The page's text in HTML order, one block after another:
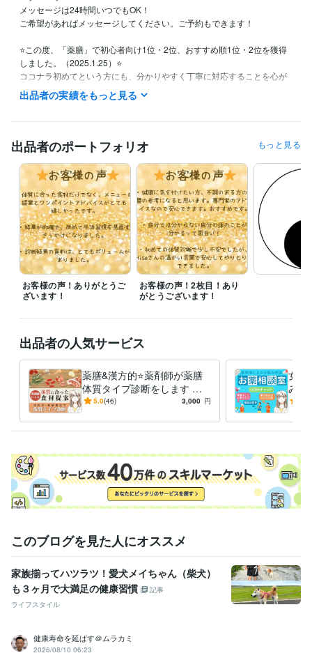
メッセージは24時間いつでもOK！
ご希望があればメッセージしてください。ご予約もできます！
⭐️この度、「薬膳」で初心者向け1位・2位、おすすめ順1位・2位を獲得
しました。（2025.1.25）⭐️
ココナラ初めてという方にも、分かりやすく丁寧に対応することを心が
けています。
60分チャットは早朝や夜間も対応できることがあります。お問い合わせ
ください。
【48時間チャット】
主に平日対応
お気軽にお問い合わせください
【薬膳の体質診断、リピーター相談、更年期の相談】
対応可能です
これからも皆さんのお役に立てるように頑張ります！
⭐️お気軽にメッセージでお問い合わせください。⭐️
お問い合わせやメッセージは、24時間いつでも大丈夫です！
うつ、更年期、ストレス、体質改善、生理前症候群(PMS)、お薬の飲み
合わせでお悩みの方は、ぜひご検討下さい(^^)
経験職種
医療・介護 / 薬剤師 経験年数 : 20年
受賞歴
県薬剤師会論文賞 医学会の論文、2007年から複数
学会発表、薬剤
資格・検定
薬剤師 取得年 : 2000年
中医薬膳師 取得年 : 2022年
地方糖尿病療養指導士 取得年 : 2022年
国際薬膳師 取得年 : 2023年
国際薬膳調理師 取得年 : 2023年
薬剤師 取得年 : 1999年
得意分野
薬剤師 薬膳 病院 冷え性
生理前症候群
出品者の実績をもっと見る
出品者のポートフォリオ もっと見る
お客様の声！ありがとうご
ざいます！
お客様の声！2枚目！あり
がとうございます！
出品者の人気サービス
薬膳&漢方的⭐️薬剤師が薬膳
体質タイプ診断をします 国
際薬膳師がおすすめ食材提案
5.0(46) 3,000 円
女性
みに
つ病
ちに
このブログを見た人にオススメ
家族揃ってハツラツ！愛犬メイちゃん（柴犬）
も３ヶ月で大満足の健康習慣
記事
ライフスタイル
健康寿命を延ばす＠ムラカミ
2026/08/10 06:23